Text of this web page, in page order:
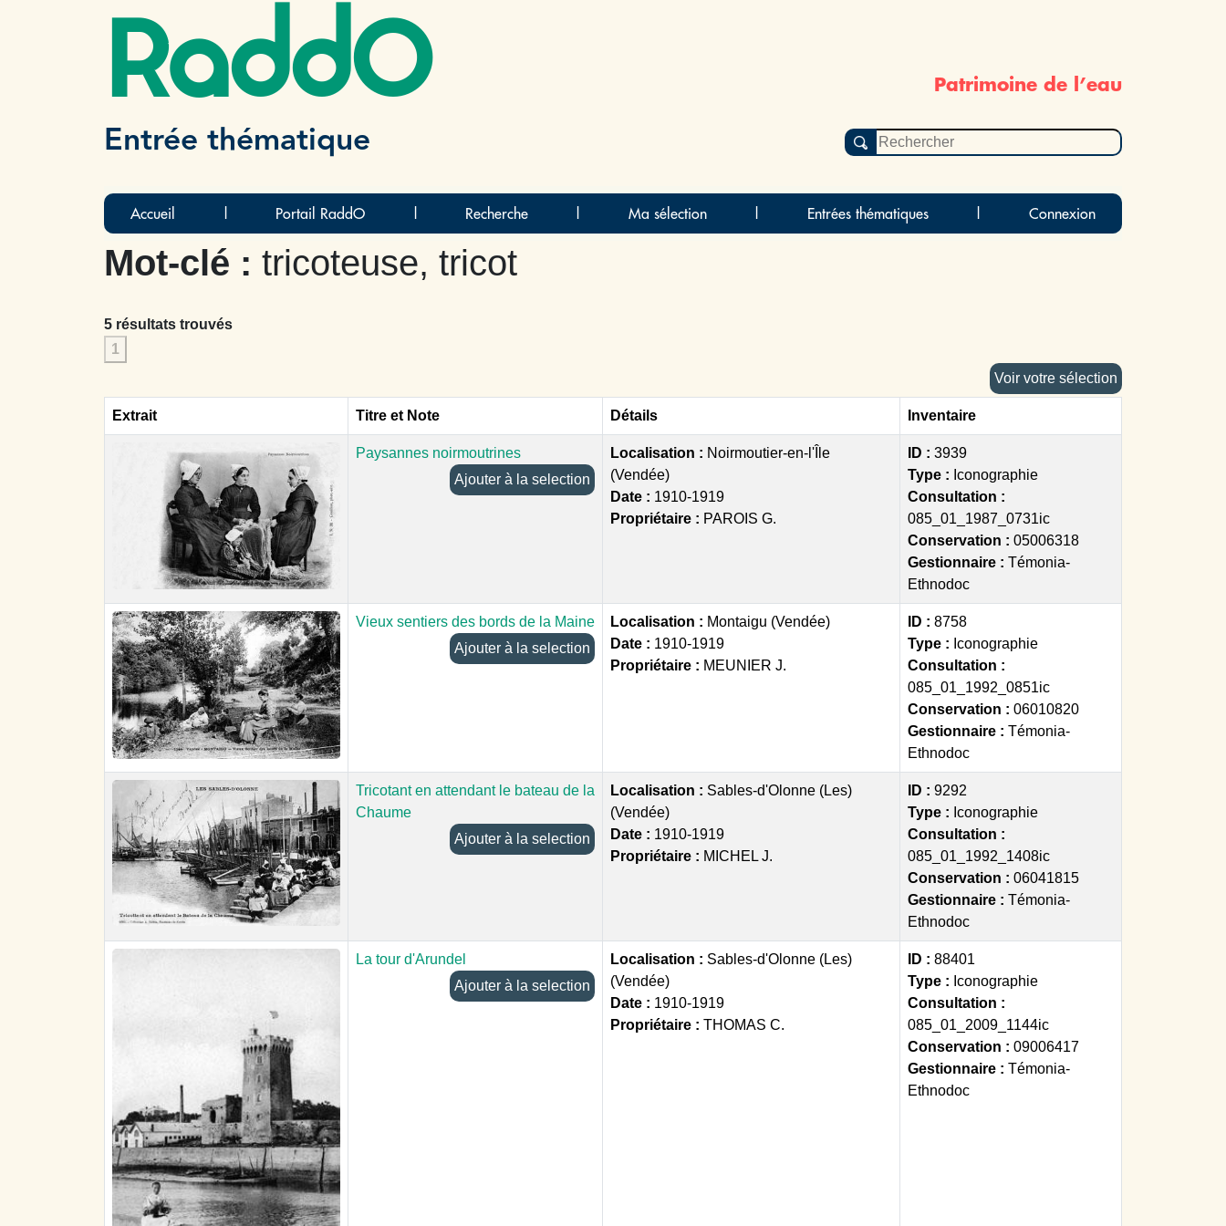
RaddO Patrimoine de l’eau
Entrée thématique
Accueil Portail RaddO Recherche Ma sélection Entrées thématiques Connexion
Mot-clé : tricoteuse, tricot
5 résultats trouvés
1
Voir votre sélection
Extrait Titre et Note Détails Inventaire
Paysannes noirmoutrines
Ajouter à la selection
Localisation : Noirmoutier-en-l'Île
(Vendée)
Date : 1910-1919
Propriétaire : PAROIS G.
ID : 3939
Type : Iconographie
Consultation :
085_01_1987_0731ic
Conservation : 05006318
Gestionnaire : Témonia-
Ethnodoc
Vieux sentiers des bords de la Maine
Ajouter à la selection
Localisation : Montaigu (Vendée)
Date : 1910-1919
Propriétaire : MEUNIER J.
ID : 8758
Type : Iconographie
Consultation :
085_01_1992_0851ic
Conservation : 06010820
Gestionnaire : Témonia-
Ethnodoc
Tricotant en attendant le bateau de la
Chaume
Ajouter à la selection
Localisation : Sables-d'Olonne (Les)
(Vendée)
Date : 1910-1919
Propriétaire : MICHEL J.
ID : 9292
Type : Iconographie
Consultation :
085_01_1992_1408ic
Conservation : 06041815
Gestionnaire : Témonia-
Ethnodoc
La tour d'Arundel
Ajouter à la selection
Localisation : Sables-d'Olonne (Les)
(Vendée)
Date : 1910-1919
Propriétaire : THOMAS C.
ID : 88401
Type : Iconographie
Consultation :
085_01_2009_1144ic
Conservation : 09006417
Gestionnaire : Témonia-
Ethnodoc